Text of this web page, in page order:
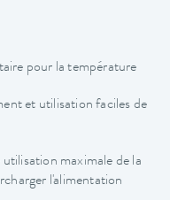
pour la température
et utilisation faciles de
maximale de la
l'alimentation